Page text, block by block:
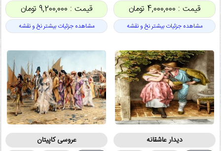
قیمت : 4,000,000 تومان
مشاهده جزئیات بیشتر نخ و نقشه
قیمت : 9,200,000 تومان
مشاهده جزئیات بیشتر نخ و نقشه
دیدار عاشقانه عروسی کاپیتان